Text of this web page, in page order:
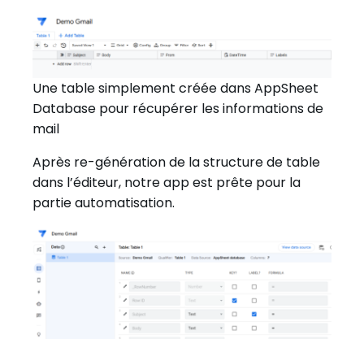
Une table simplement créée dans AppSheet
Database pour récupérer les informations de
mail
Après re-génération de la structure de table
dans l’éditeur, notre app est prête pour la
partie automatisation.